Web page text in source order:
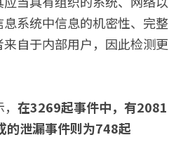
系统中信息的机密性、完整
自于内部用户，因此检测更
在3269起事件中，有2081
的泄漏事件则为748起